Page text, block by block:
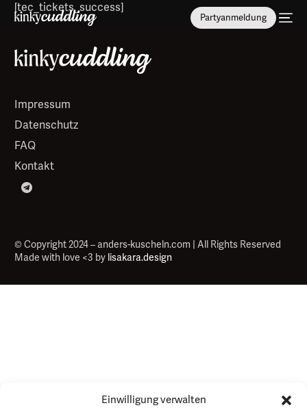
Einwilligung verwalten
Partyanmeldung
[tec_tickets_success]
Impressum
Datenschutz
FAQ
Kontakt
© Copyright 2024 – anders-kuscheln.com | All Rights Reserved
Made with love <3 by lisakara.design